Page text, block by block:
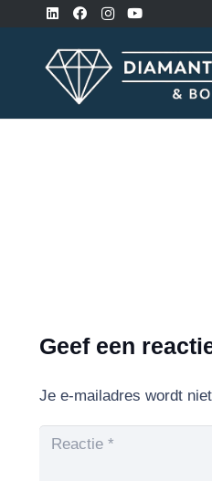
Geef een
Je e-mailadres wordt